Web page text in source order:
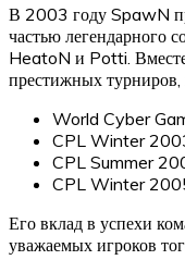
В 2003 году SpawN
частью легендарного
HeatoN и Potti.
престижных турниров,
World Cyber
CPL Winter
CPL Summer
CPL Winter
Его вклад в успехи
уважаемых игроков